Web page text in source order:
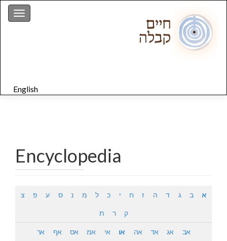
English
Encyclopedia
א ב ג ד ה ז ח י כ ל מ נ ס ע פ צ
ק ר ת
אב אג אד אה או אי אמ אס אף אר